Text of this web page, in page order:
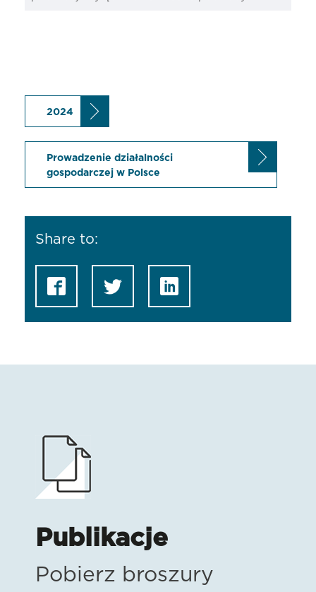
2024
Prowadzenie działalności
gospodarczej w Polsce
Share to:
Publikacje
Pobierz broszury